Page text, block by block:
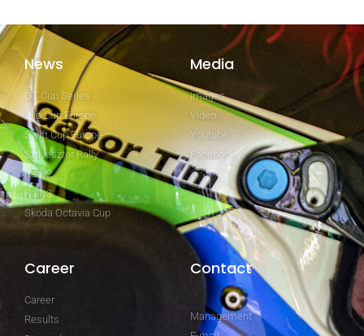
News
GT Cup Series
Clio Cup Europe
Swift Cup Europe
Szilveszter Rally
Rally2
Rally3
Skoda Octavia Cup
Media
Images
Video
Youtube
Facebook
Career
Career
Results
Contact
Management